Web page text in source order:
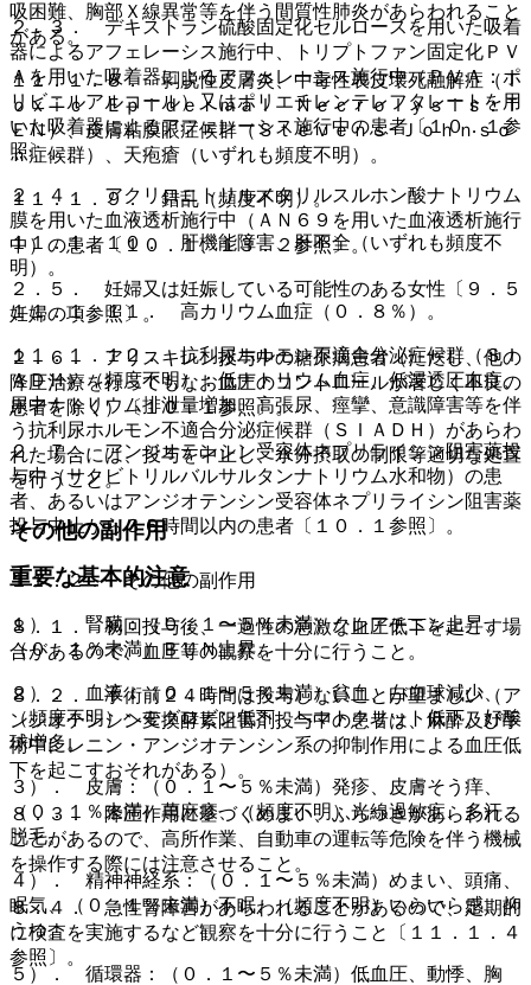
２．３． デキストラン硫酸固定化セルロースを用いた吸着
器によるアフェレーシス施行中、トリプトファン固定化ＰＶ
Ａを用いた吸着器によるアフェレーシス施行中（ＰＶＡ：ポ
リビニルアルコール）又はポリエチレンテレフタレートを用
いた吸着器によるアフェレーシス施行中の患者〔１０．１参
照〕。
２．４． アクリロニトリルメタリルスルホン酸ナトリウム
膜を用いた血液透析施行中（ＡＮ６９を用いた血液透析施行
中）の患者〔１０．１、１３．２参照〕。
２．５． 妊婦又は妊娠している可能性のある女性〔９．５
妊婦の項参照〕。
２．６． アリスキレン投与中の糖尿病患者（ただし、他の
降圧治療を行ってもなお血圧のコントロールが著しく不良の
患者を除く）〔１０．１参照〕。
２．７． アンジオテンシン受容体ネプリライシン阻害薬投
与中（サクビトリルバルサルタンナトリウム水和物）の患
者、あるいはアンジオテンシン受容体ネプリライシン阻害薬
投与中止から３６時間以内の患者〔１０．１参照〕。
重要な基本的注意
８．１． 初回投与後、一過性の急激な血圧低下を起こす場
合があるので、血圧等の観察を十分に行うこと。
８．２． 手術前２４時間は投与しないことが望ましい（ア
ンジオテンシン変換酵素阻害剤投与中の患者は、麻酔及び手
術中にレニン・アンジオテンシン系の抑制作用による血圧低
下を起こすおそれがある）。
８．３． 降圧作用に基づくめまい、ふらつきがあらわれる
ことがあるので、高所作業、自動車の運転等危険を伴う機械
を操作する際には注意させること。
８．４． 急性腎障害があらわれることがあるので、定期的
に検査を実施するなど観察を十分に行うこと〔１１．１．４
参照〕。
吸困難、胸部Ｘ線異常等を伴う間質性肺炎があらわれること
がある。
１１．１．８． 剥脱性皮膚炎、中毒性表皮壊死融解症（Ｔ
ｏｘｉｃ Ｅｐｉｄｅｒｍａｌ Ｎｅｃｒｏｌｙｓｉｓ：Ｔ
ＥＮ）、皮膚粘膜眼症候群（Ｓｔｅｖｅｎｓ−Ｊｏｈｎｓｏ
ｎ症候群）、天疱瘡（いずれも頻度不明）。
１１．１．９． 錯乱（頻度不明）。
１１．１．１０． 肝機能障害、肝不全（いずれも頻度不
明）。
１１．１．１１． 高カリウム血症（０．８％）。
１１．１．１２． 抗利尿ホルモン不適合分泌症候群（ＳＩ
ＡＤＨ）（頻度不明）：低ナトリウム血症、低浸透圧血症、
尿中ナトリウム排泄量増加、高張尿、痙攣、意識障害等を伴
う抗利尿ホルモン不適合分泌症候群（ＳＩＡＤＨ）があらわ
れた場合には、投与を中止し、水分摂取の制限等適切な処置
を行うこと。
その他の副作用
１１．２． その他の副作用
１）． 腎臓：（０．１〜５％未満）クレアチニン上昇、
（０．１％未満）ＢＵＮ上昇。
２）． 血液：（０．１〜５％未満）貧血、白血球減少、
（頻度不明）ヘモグロビン低下、ヘマトクリット低下、好酸
球増多。
３）． 皮膚：（０．１〜５％未満）発疹、皮膚そう痒、
（０．１％未満）蕁麻疹、（頻度不明）光線過敏症、多汗、
脱毛。
４）． 精神神経系：（０．１〜５％未満）めまい、頭痛、
眠気、（０．１％未満）不眠、（頻度不明）いらいら感、抑
うつ。
５）． 循環器：（０．１〜５％未満）低血圧、動悸、胸